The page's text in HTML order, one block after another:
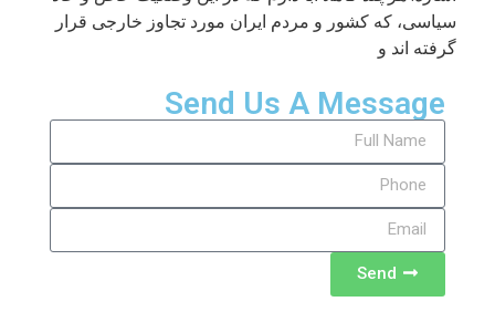
سیاسی، که کشور و مردم ایران مورد تجاوز خارجی قرار
گرفته اند و
Send Us A Message
Send